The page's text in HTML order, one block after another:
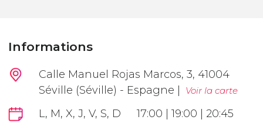
Informations
Calle Manuel Rojas Marcos, 3, 41004
Séville (Séville) - Espagne |
Voir la carte
L, M, X, J, V, S, D
17:00 | 19:00 | 20:45